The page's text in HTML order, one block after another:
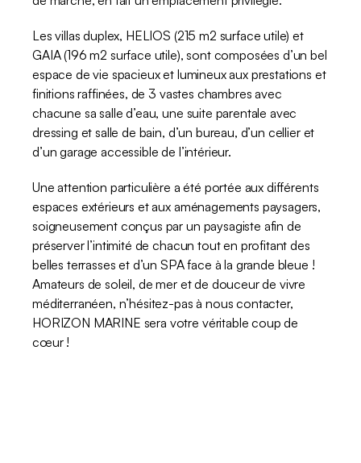
Les villas duplex, HELIOS (215 m2 surface utile) et
GAIA (196 m2 surface utile), sont composées d’un bel
espace de vie spacieux et lumineux aux prestations et
finitions raffinées, de 3 vastes chambres avec
chacune sa salle d’eau, une suite parentale avec
dressing et salle de bain, d’un bureau, d’un cellier et
d’un garage accessible de l’intérieur.
Une attention particulière a été portée aux différents
espaces extérieurs et aux aménagements paysagers,
soigneusement conçus par un paysagiste afin de
préserver l’intimité de chacun tout en profitant des
belles terrasses et d’un SPA face à la grande bleue !
Amateurs de soleil, de mer et de douceur de vivre
méditerranéen, n’hésitez-pas à nous contacter,
HORIZON MARINE sera votre véritable coup de
cœur !